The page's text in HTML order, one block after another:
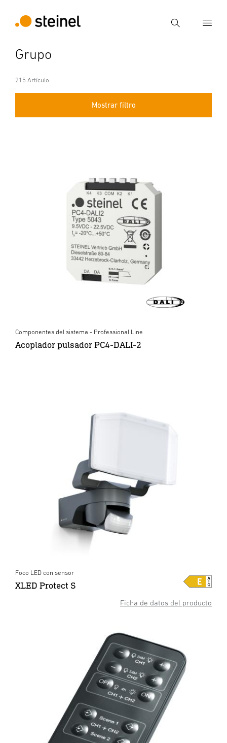
Búsqueda
Grupo
215 Artículo
Mostrar filtro
Componentes del sistema - Professional Line
Acoplador pulsador PC4-DALI-2
Ficha de datos del producto
Foco LED con sensor
XLED Protect S